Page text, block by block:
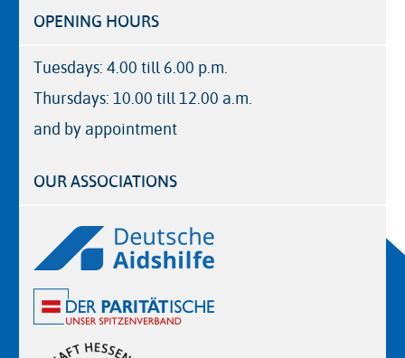
OPENING HOURS
Tuesdays: 4.00 till 6.00 p.m.
Thursdays: 10.00 till 12.00 a.m.
and by appointment
OUR ASSOCIATIONS
Logos